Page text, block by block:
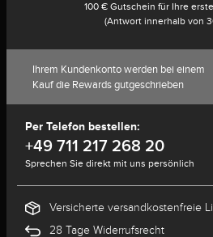
100 € Gutschein für Ihre
(Antwort innerhalb von
Ihrem Kundenkonto werden bei einem
Kauf die Rewards gutgeschrieben
Per Telefon bestellen:
+49 711 217 268 20
Sprechen Sie direkt mit uns persönlich
Versicherte versandkostenfreie
28 Tage Widerrufsrecht